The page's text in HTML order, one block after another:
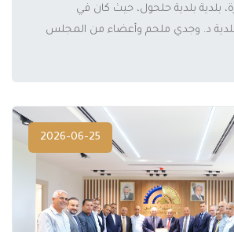
بلدية بلدية حلحول، حيث كان في
د. وجدي ملحم وأعضاء من المجلس
2026-06-25